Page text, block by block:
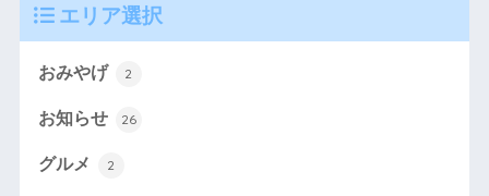
エリア選択
おみやげ 2
お知らせ 26
グルメ 2